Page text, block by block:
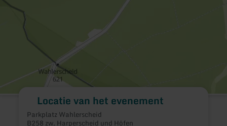
Locatie van het evenement
Parkplatz Wahlerscheid
B258 zw. Harperscheid und Höfen